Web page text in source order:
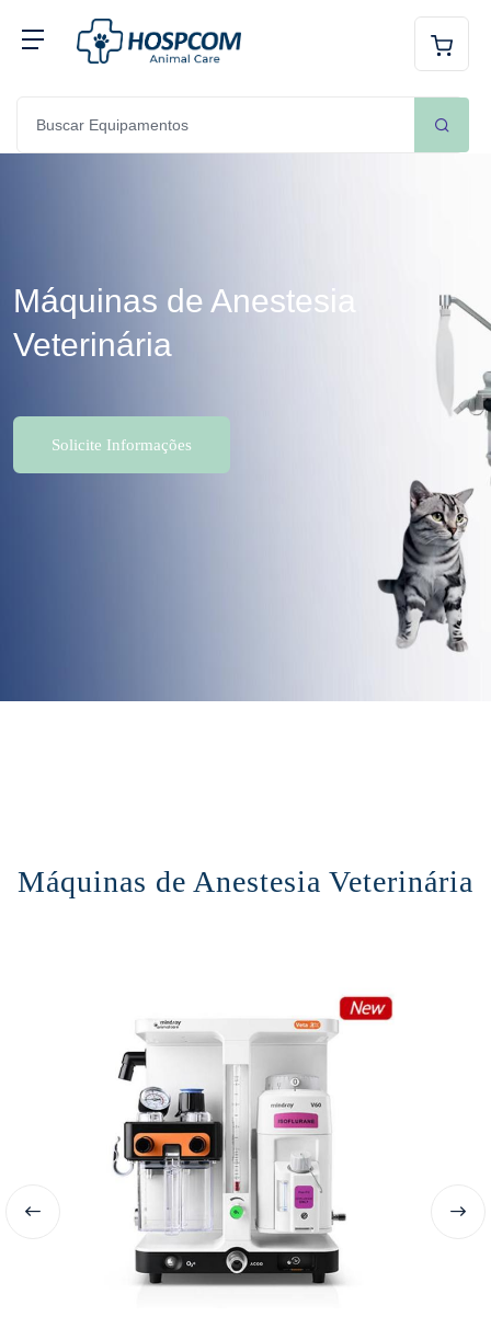
Máquinas de Anestesia
Veterinária
Solicite Informações
Máquinas de Anestesia Veterinária